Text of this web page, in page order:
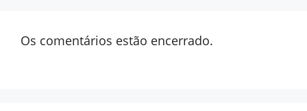
Os comentários estão encerrado.